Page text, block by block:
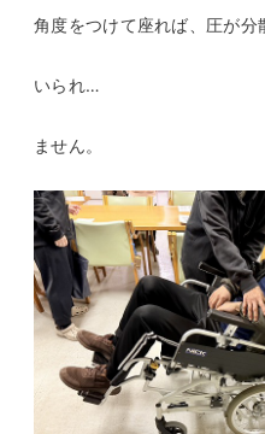
角度をつけて座れば、圧が
いられ…
ません。